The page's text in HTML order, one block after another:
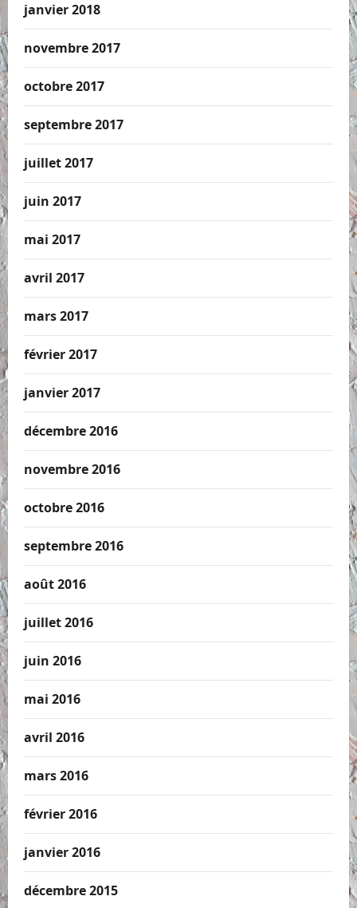
janvier 2018
novembre 2017
octobre 2017
septembre 2017
juillet 2017
juin 2017
mai 2017
avril 2017
mars 2017
février 2017
janvier 2017
décembre 2016
novembre 2016
octobre 2016
septembre 2016
août 2016
juillet 2016
juin 2016
mai 2016
avril 2016
mars 2016
février 2016
janvier 2016
décembre 2015